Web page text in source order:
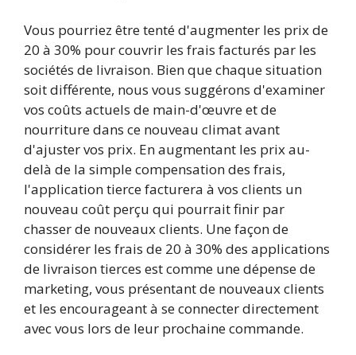
Vous pourriez être tenté d'augmenter les prix de
20 à 30% pour couvrir les frais facturés par les
sociétés de livraison. Bien que chaque situation
soit différente, nous vous suggérons d'examiner
vos coûts actuels de main-d'œuvre et de
nourriture dans ce nouveau climat avant
d'ajuster vos prix. En augmentant les prix au-
delà de la simple compensation des frais,
l'application tierce facturera à vos clients un
nouveau coût perçu qui pourrait finir par
chasser de nouveaux clients. Une façon de
considérer les frais de 20 à 30% des applications
de livraison tierces est comme une dépense de
marketing, vous présentant de nouveaux clients
et les encourageant à se connecter directement
avec vous lors de leur prochaine commande.